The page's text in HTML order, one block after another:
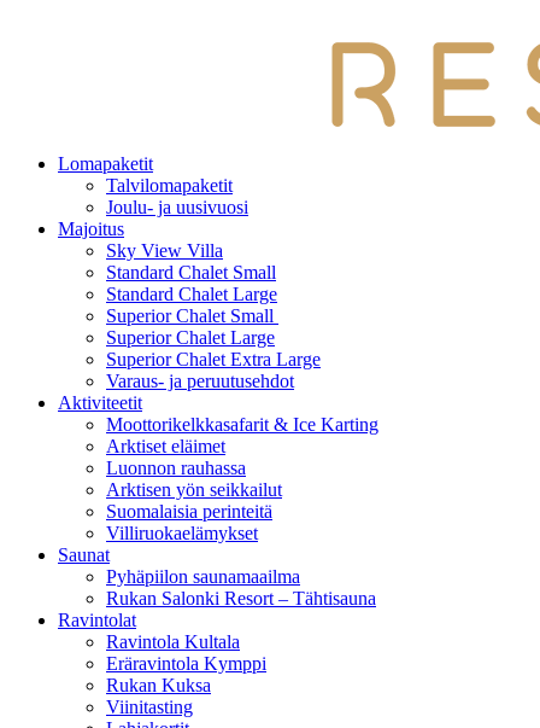
Lomapaketit
Talvilomapaketit
Joulu- ja uusivuosi
Majoitus
Sky View Villa
Standard Chalet Small
Standard Chalet Large
Superior Chalet Small
Superior Chalet Large
Superior Chalet Extra Large
Varaus- ja peruutusehdot
Aktiviteetit
Moottorikelkkasafarit & Ice Karting
Arktiset eläimet
Luonnon rauhassa
Arktisen yön seikkailut
Suomalaisia perinteitä
Villiruokaelämykset
Saunat
Pyhäpiilon saunamaailma
Rukan Salonki Resort – Tähtisauna
Ravintolat
Ravintola Kultala
Eräravintola Kymppi
Rukan Kuksa
Viinitasting